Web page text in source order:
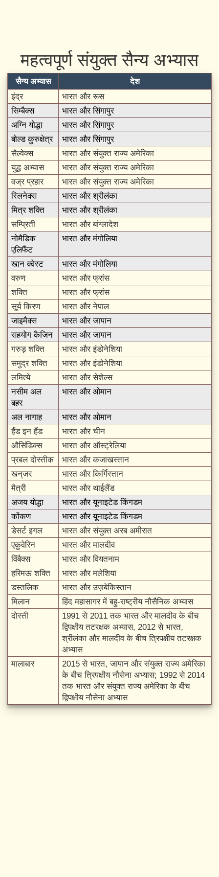
महत्वपूर्ण संयुक्त सैन्य अभ्यास
सैन्य अभ्यास
देश
इंद्र
भारत और रूस
सिम्बैक्स
भारत और सिंगापुर
अग्नि योद्धा
भारत और सिंगापुर
बोल्ड कुरुक्षेत्र
भारत और सिंगापुर
सैल्वेक्स
भारत और संयुक्त राज्य अमेरिका
युद्ध अभ्यास
भारत और संयुक्त राज्य अमेरिका
वज्र प्रहार
भारत और संयुक्त राज्य अमेरिका
स्लिनेक्स
भारत और श्रीलंका
मित्र शक्ति
भारत और श्रीलंका
सम्प्रिती
भारत और बांग्लादेश
नोमैडिक
एलिफैंट
भारत और मंगोलिया
खान क्वेस्ट
भारत और मंगोलिया
वरुण
भारत और फ्रांस
शक्ति
भारत और फ्रांस
सूर्य किरण
भारत और नेपाल
जाइमैक्स
भारत और जापान
सहयोग कैजिन
भारत और जापान
गरुड़ शक्ति
भारत और इंडोनेशिया
समुद्र शक्ति
भारत और इंडोनेशिया
लमित्ये
भारत और सेशेल्स
नसीम अल
बहर
भारत और ओमान
अल नागाह
भारत और ओमान
हैंड इन हैंड
भारत और चीन
औसिंडिक्स
भारत और ऑस्ट्रेलिया
प्रबल दोस्तीक
भारत और कजाखस्तान
खन्‌जर
भारत और किर्गिस्तान
मैत्री
भारत और थाईलैंड
अजय योद्धा
भारत और यूनाइटेड किंगडम
कोंकण
भारत और यूनाइटेड किंगडम
डेसर्ट इगल
भारत और संयुक्त अरब अमीरात
एकुवेरिन
भारत और मालदीव
विंबैक्स
भारत और वियतनाम
हरिमऊ शक्ति
भारत और मलेशिया
डस्तलिक
भारत और उज़बेकिस्तान
मिलान
हिंद महासागर में बहु-राष्ट्रीय नौसैनिक अभ्यास
दोस्ती
1991 से 2011 तक भारत और मालदीव के बीच
द्विपक्षीय तटरक्षक अभ्यास, 2012 से भारत,
श्रीलंका और मालदीव के बीच त्रिपक्षीय तटरक्षक
अभ्यास
मालाबार
2015 से भारत, जापान और संयुक्त राज्य अमेरिका
के बीच त्रिपक्षीय नौसेना अभ्यास; 1992 से 2014
तक भारत और संयुक्त राज्य अमेरिका के बीच
द्विपक्षीय नौसेना अभ्यास